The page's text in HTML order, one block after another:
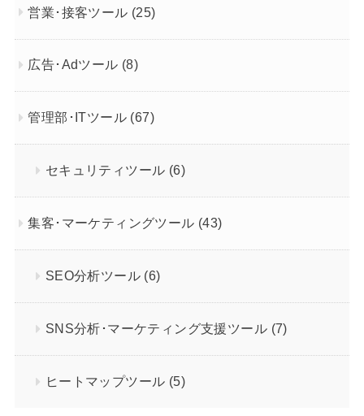
営業･接客ツール (25)
広告･Adツール (8)
管理部･ITツール (67)
セキュリティツール (6)
集客･マーケティングツール (43)
SEO分析ツール (6)
SNS分析･マーケティング支援ツール (7)
ヒートマップツール (5)